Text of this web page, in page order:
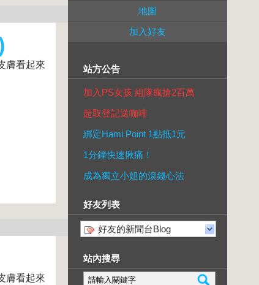
膚看起來
膚看起來
地圖
加入好友
站方公告
加入PS女孩 組隊瘋搶2百萬
超取登記送咖啡
綁定Hami Point 1點抵1元
1分鐘快速揪痛！
成為獨立小姐的滾錢心法
好友列表
好友的新聞台Blog
站內搜尋